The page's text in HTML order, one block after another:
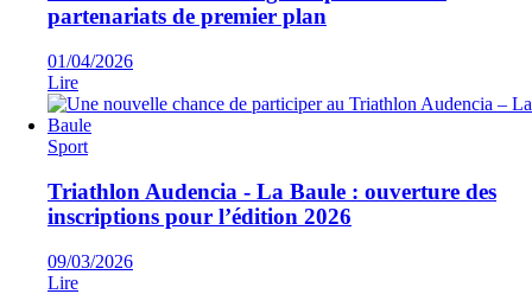
partenariats de premier plan
01/04/2026
Lire
Sport
Triathlon Audencia - La Baule : ouverture des
inscriptions pour l’édition 2026
09/03/2026
Lire